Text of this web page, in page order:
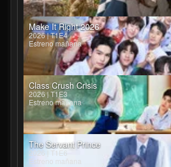
Make It Right 2026
2026 | T1E4
Estreno mañana
Class Crush Crisis
2026 | T1E3
Estreno mañana
The Servant Prince
2026 | T1E6
Estreno mañana